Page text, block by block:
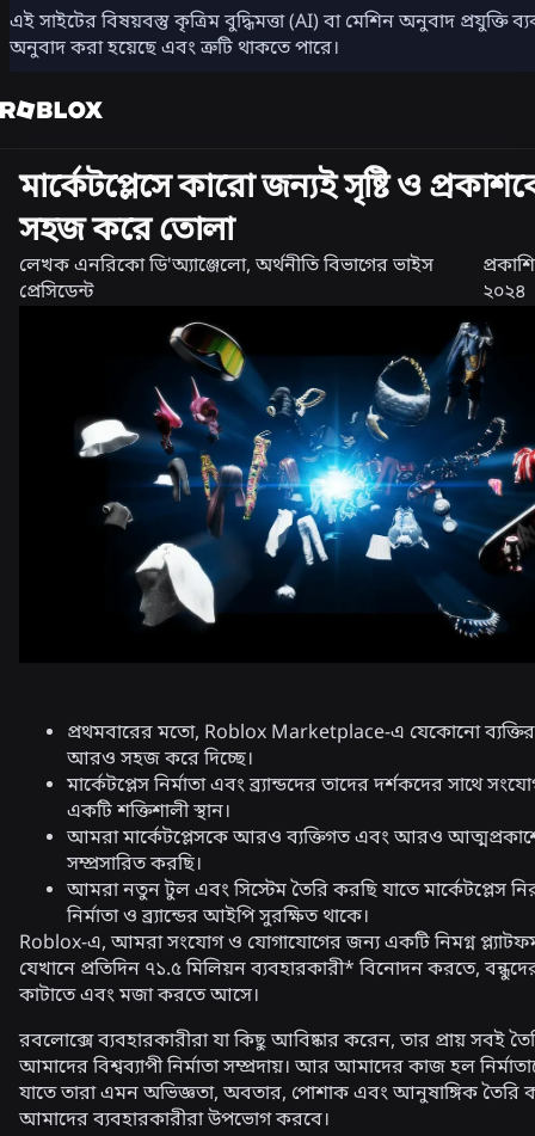
এই সাইটের বিষয়বস্তু কৃত্রিম বুদ্ধিমত্তা (AI) বা মেশিন অনুবাদ প্রযুক্তি
অনুবাদ করা হয়েছে এবং ত্রুটি থাকতে পারে।
শেয়ার করুন
পণ্য
মার্কেটপ্লেসে কারো জন্যই সৃষ্টি ও
সহজ করে তোলা
লেখকএনরিকো ডি'অ্যাঞ্জেলো, অর্থনীতি বিভাগের ভাইস
প্রেসিডেন্ট
২০২৪
প্রথমবারের মতো, Roblox Marketplace-এ যেকোনো
আরও সহজ করে দিচ্ছে।
মার্কেটপ্লেস নির্মাতা এবং ব্র্যান্ডদের তাদের দর্শকদের সাথে
একটি শক্তিশালী স্থান।
আমরা মার্কেটপ্লেসকে আরও ব্যক্তিগত এবং আরও
সম্প্রসারিত করছি।
আমরা নতুন টুল এবং সিস্টেম তৈরি করছি যাতে মার্কেটপ্লেস
নির্মাতা ও ব্র্যান্ডের আইপি সুরক্ষিত থাকে।
Roblox-এ, আমরা সংযোগ ও যোগাযোগের জন্য একটি নিমগ্ন
যেখানে প্রতিদিন ৭১.৫ মিলিয়ন ব্যবহারকারী* বিনোদন করতে,
কাটাতে এবং মজা করতে আসে।
রবলোক্সে ব্যবহারকারীরা যা কিছু আবিষ্কার করেন, তার প্রায় সবই
আমাদের বিশ্বব্যাপী নির্মাতা সম্প্রদায়। আর আমাদের কাজ হল
যাতে তারা এমন অভিজ্ঞতা, অবতার, পোশাক এবং আনুষাঙ্গিক তৈরি
আমাদের ব্যবহারকারীরা উপভোগ করবে।